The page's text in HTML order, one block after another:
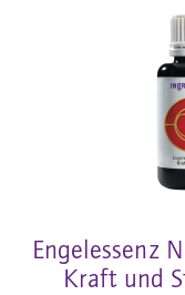
Engelessenz
Kraft und